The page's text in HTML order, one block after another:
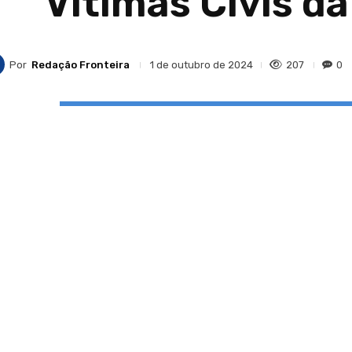
Por Redação Fronteira 1 de outubro de 2024 207 0